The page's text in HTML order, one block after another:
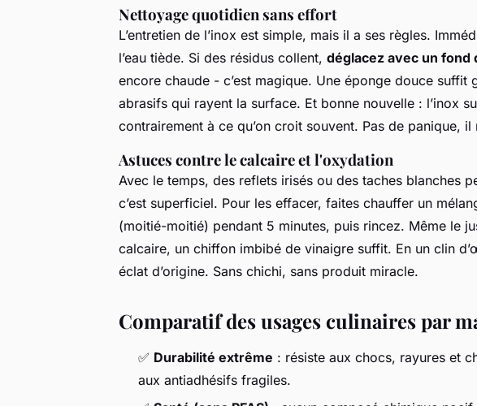
Nettoyage quotidien sans effort
L’entretien de l’inox est simple, mais il a ses règles.
l’eau tiède. Si des résidus collent, déglacez avec un fond
encore chaude - c’est magique. Une éponge douce suffit
abrasifs qui rayent la surface. Et bonne nouvelle : l’inox
contrairement à ce qu’on croit souvent. Pas de panique, il
Astuces contre le calcaire et l'oxydation
Avec le temps, des reflets irisés ou des taches blanches
c’est superficiel. Pour les effacer, faites chauffer un
(moitié-moitié) pendant 5 minutes, puis rincez. Même le
calcaire, un chiffon imbibé de vinaigre suffit. En un clin
éclat d’origine. Sans chichi, sans produit miracle.
Comparatif des usages culinaires par
✅ Durabilité extrême : résiste aux chocs, rayures et
aux antiadhésifs fragiles.